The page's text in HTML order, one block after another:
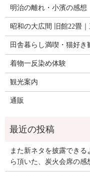
明治の離れ・小濱の感想
昭和の大広間 旧館22畳
田舎暮らし満喫・猫好
着物一反染め体験
観光案内
通販
また新ネタを披露でき
ら頂いた、炭火会席の感